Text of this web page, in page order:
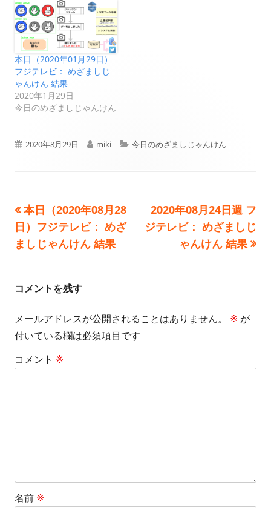
本日（2020年01月29日）
フジテレビ： めざましじ
ゃんけん 結果
2020年1月29日
今日のめざましじゃんけん
公
2020年8月29日
作
miki
カ
今日のめざましじゃんけん
投
稿
ビ
ゲ
ー
シ
前
の
記
本日（2020年08月28
日）フジテレビ： めざ
ましじゃんけん 結果
次
の
2020年08月24日週 フ
ジテレビ： めざましじ
ゃんけん 結果
コメントを残す
メールアドレスが公開されることはありません。 ※ が
付いている欄は必須項目です
コメント ※
名前 ※